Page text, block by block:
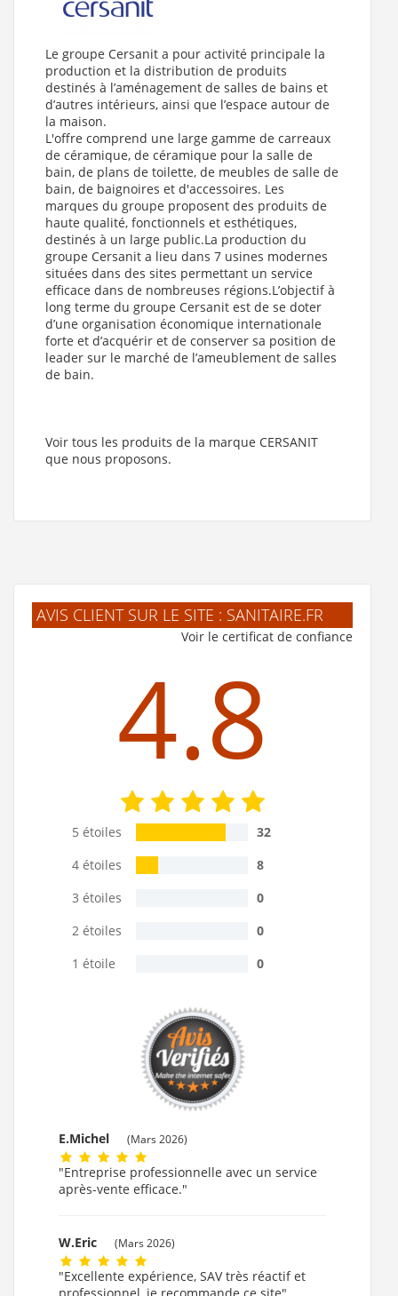
Le groupe Cersanit a pour activité principale la
production et la distribution de produits
destinés à l’aménagement de salles de bains et
d’autres intérieurs, ainsi que l’espace autour de
la maison.
L'offre comprend une large gamme de carreaux
de céramique, de céramique pour la salle de
bain, de plans de toilette, de meubles de salle de
bain, de baignoires et d'accessoires. Les
marques du groupe proposent des produits de
haute qualité, fonctionnels et esthétiques,
destinés à un large public.La production du
groupe Cersanit a lieu dans 7 usines modernes
situées dans des sites permettant un service
efficace dans de nombreuses régions.L’objectif à
long terme du groupe Cersanit est de se doter
d’une organisation économique internationale
forte et d’acquérir et de conserver sa position de
leader sur le marché de l’ameublement de salles
de bain.
Voir tous les produits de la marque CERSANIT
que nous proposons.
AVIS CLIENT SUR LE SITE : SANITAIRE.FR
Voir le certificat de confiance
4.8
5 étoiles
32
4 étoiles
8
3 étoiles
0
2 étoiles
0
1 étoile
0
E.Michel (Mars 2026)
"Entreprise professionnelle avec un service
après-vente efficace."
W.Eric (Mars 2026)
"Excellente expérience, SAV très réactif et